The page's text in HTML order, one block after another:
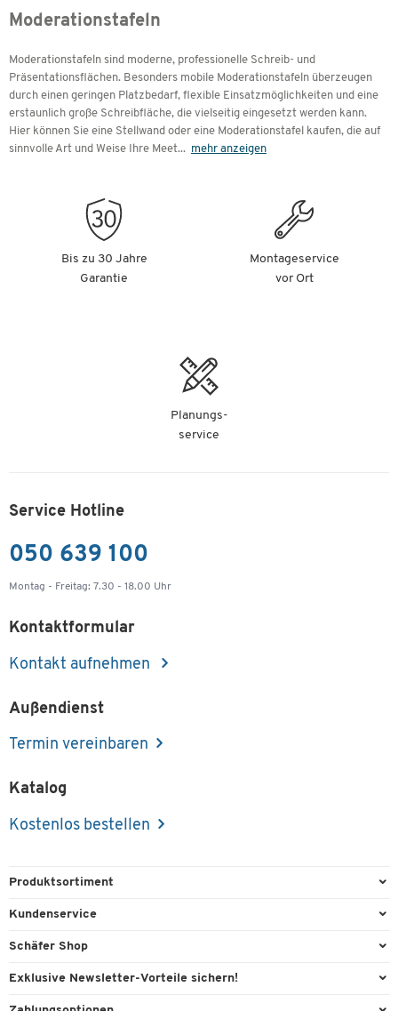
Moderationstafeln
Moderationstafeln sind moderne, professionelle Schreib- und
Präsentationsflächen. Besonders mobile Moderationstafeln überzeugen
durch einen geringen Platzbedarf, flexible Einsatzmöglichkeiten und eine
erstaunlich große Schreibfläche, die vielseitig eingesetzt werden kann.
Hier können Sie eine Stellwand oder eine Moderationstafel kaufen, die auf
sinnvolle Art und Weise Ihre Meet... mehr anzeigen
Bis zu 30 Jahre
Garantie
Montageservice
vor Ort
Planungs-
service
Service Hotline
050 639 100
Montag - Freitag: 7.30 - 18.00 Uhr
Kontaktformular
Kontakt aufnehmen
Außendienst
Termin vereinbaren
Katalog
Kostenlos bestellen
Produktsortiment
Büroausstattung
Kundenservice
Direktbestellung
Schäfer Shop
Services & Leistungen
Exklusive Newsletter-Vorteile sichern!
Willkommensgeschenk